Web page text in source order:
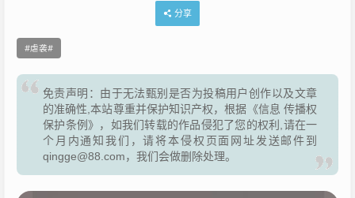
分享
虐袭
免责声明：由于无法甄别是否为投稿用户创作以及文章
的准确性,本站尊重并保护知识产权，根据《信息 传播权
保护条例》，如我们转载的作品侵犯了您的权利,请在一
个月内通知我们，请将本侵权页面网址发送邮件到
qingge@88.com，我们会做删除处理。